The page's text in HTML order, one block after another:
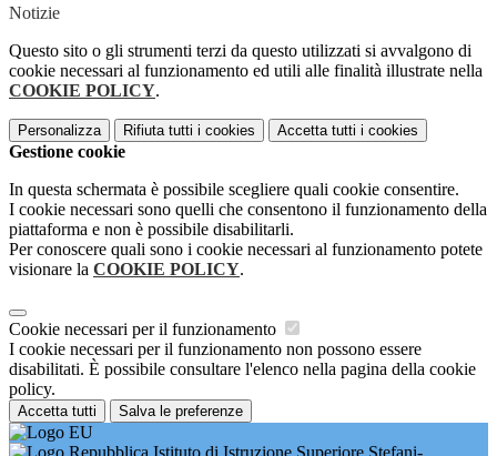
Notizie
Questo sito o gli strumenti terzi da questo utilizzati si avvalgono di
cookie necessari al funzionamento ed utili alle finalità illustrate nella
COOKIE POLICY.
Personalizza Rifiuta tutti i cookies Accetta tutti i cookies
Gestione cookie
In questa schermata è possibile scegliere quali cookie consentire.
I cookie necessari sono quelli che consentono il funzionamento della
piattaforma e non è possibile disabilitarli.
Per conoscere quali sono i cookie necessari al funzionamento potete
visionare la COOKIE POLICY.
Cookie necessari per il funzionamento
I cookie necessari per il funzionamento non possono essere
disabilitati. È possibile consultare l'elenco nella pagina della cookie
policy.
Accetta tutti Salva le preferenze